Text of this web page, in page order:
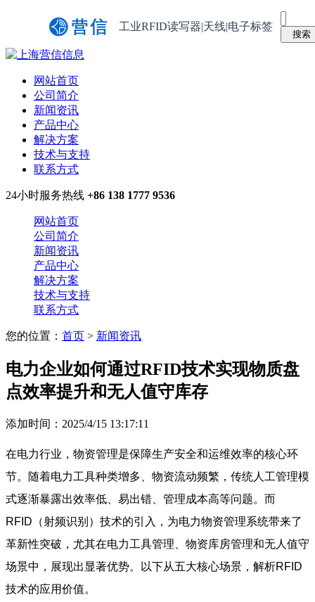
工业RFID读写器|天线|电子标签
网站首页
公司简介
新闻资讯
产品中心
解决方案
技术与支持
联系方式
24小时服务热线 +86 138 1777 9536
网站首页
公司简介
新闻资讯
产品中心
解决方案
技术与支持
联系方式
您的位置： 首页 > 新闻资讯
电力企业如何通过RFID技术实现物质盘
点效率提升和无人值守库存
添加时间：2025/4/15 13:17:11
在电力行业，物资管理是保障生产安全和运维效率的核心环
节。随着电力工具种类增多、物资流动频繁，传统人工管理模
式逐渐暴露出效率低、易出错、管理成本高等问题。而
RFID（射频识别）技术的引入，为电力物资管理系统带来了
革新性突破，尤其在电力工具管理、物资库房管理和无人值守
场景中，展现出显著优势。以下从五大核心场景，解析RFID
技术的应用价值。